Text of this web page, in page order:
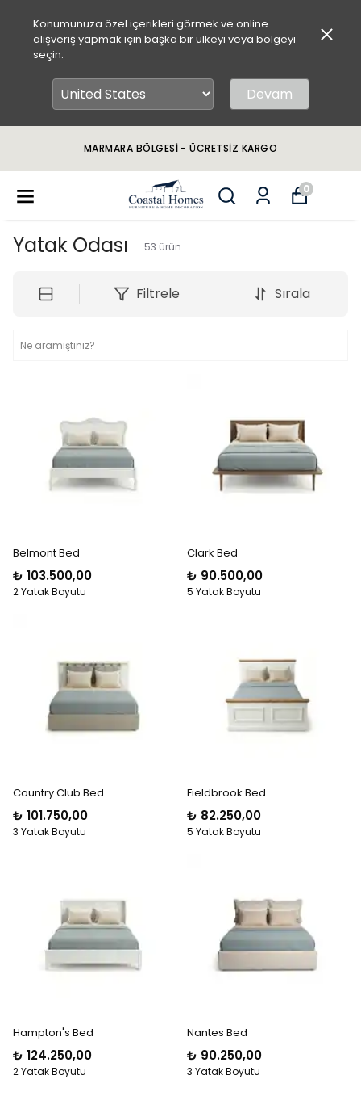
Konumunuza özel içerikleri görmek ve online
alışveriş yapmak için başka bir ülkeyi veya bölgeyi
seçin.
Devam
MARMARA BÖLGESİ - ÜCRETSİZ KARGO
0
Yatak Odası 53 ürün
Filtrele Sırala
Belmont Bed
₺ 103.500,00
2 Yatak Boyutu
Clark Bed
₺ 90.500,00
5 Yatak Boyutu
Country Club Bed
₺ 101.750,00
3 Yatak Boyutu
Fieldbrook Bed
₺ 82.250,00
5 Yatak Boyutu
Hampton's Bed
₺ 124.250,00
2 Yatak Boyutu
Nantes Bed
₺ 90.250,00
3 Yatak Boyutu